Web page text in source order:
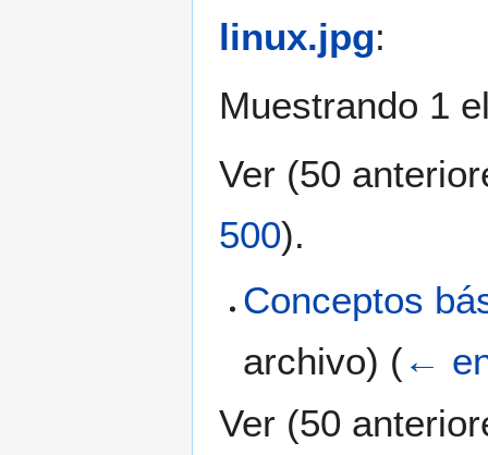
linux.jpg:
Muestrando 1
Ver (50
500).
Conceptos
archivo) (←
Ver (50